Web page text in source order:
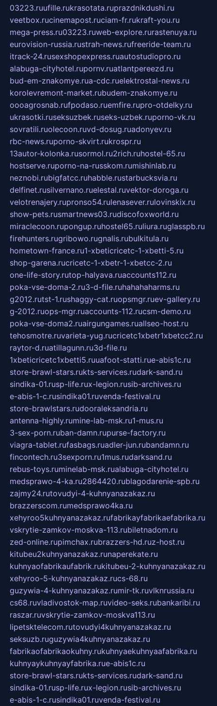
03223.ruufille.rukrasotata.ruprazdnikdushi.ru
veetbox.rucinemapost.ruciam-fr.rukraft-you.ru
mega-press.ru03223.ruweb-explore.rurastenuya.ru
eurovision-russia.rustrah-news.rufreeride-team.ru
itrack-24.rusexshopexpress.ruautostudiopro.ru
alabuga-cityhotel.rupornv.ruatlantpereezd.ru
bud-em-znakomye.rua-cdc.ruelektrostal-news.ru
korolevremont-market.rubudem-znakomye.ru
oooagrosnab.rufpodaso.ruemfire.rupro-otdelky.ru
ukrasotki.ruseksuzbek.ruseks-uzbek.ruporno-vk.ru
sovratili.ruolecoon.ruvd-dosug.ruadonyev.ru
rbc-news.ruporno-skvirt.rukrospr.ru
13autor-kolonka.rusormol.ru2rich.ruhostel-65.ru
hostserve.ruporno-na-russkom.rumishinlab.ru
neznobi.rubigfatcc.ruhabble.rustarbucksvia.ru
delfinet.rusilvernano.ruelestal.ruvektor-doroga.ru
velotrenajery.rupronso54.rulenasever.rulovinskix.ru
show-pets.rusmartnews03.rudiscofoxworld.ru
miraclecoon.rupongup.ruhostel65.ruliura.ruglasspb.ru
firehunters.rugribowo.rugnalis.rubulkitula.ru
hometown-france.ru1-xbeticricetc-1-xbetti-5.ru
shop-garena.rucricetc-1-xbetr-1-xbetcc-2.ru
one-life-story.rutop-halyava.ruaccounts112.ru
poka-vse-doma-2.ru3-d-file.ruhahahaharms.ru
g2012.rutst-1.rushaggy-cat.ruopsmgr.ruev-gallery.ru
g-2012.ruops-mgr.ruaccounts-112.rucsm-demo.ru
poka-vse-doma2.ruairgungames.ruallseo-host.ru
tehosmotre.ruvarieta-yug.rucricetc1xbetr1xbetcc2.ru
raytor-d.ruatillagunn.ru3d-file.ru
1xbeticricetc1xbetti5.ruuafoot-statti.rue-abis1c.ru
store-brawl-stars.rukts-services.rudark-sand.ru
sindika-01.rusp-life.rux-legion.rusib-archives.ru
e-abis-1-c.rusindika01.ruvenda-festival.ru
store-brawlstars.rudooraleksandria.ru
antenna-highly.rumine-lab-msk.ru1-mus.ru
3-sex-porn.ruban-damn.rupurse-factory.ru
viagra-tablet.rufasbags.ruadler-jun.rubandamn.ru
fincontech.ru3sexporn.ru1mus.rudarksand.ru
rebus-toys.ruminelab-msk.rualabuga-cityhotel.ru
medsprawo-4-ka.ru2864420.rublagodarenie-spb.ru
zajmy24.rutovudyi-4-kuhnyanazakaz.ru
brazzerscom.rumedsprawo4ka.ru
xehyroo5kuhnyanazakaz.rufabrikayfabrikaefabrika.ru
vskrytie-zamkov-moskva-113.rubiletnadom.ru
zed-online.rupimchax.rubrazzers-hd.ruz-host.ru
kitubeu2kuhnyanazakaz.runaperekate.ru
kuhnyaofabrikaufabrik.rukitubeu-2-kuhnyanazakaz.ru
xehyroo-5-kuhnyanazakaz.rucs-68.ru
guzywia-4-kuhnyanazakaz.rumir-tk.ruvlknrussia.ru
cs68.ruvladivostok-map.ruvideo-seks.rubankaribi.ru
raszar.ruvskrytie-zamkov-moskva113.ru
lipetsktelecom.rutovudyi4kuhnyanazakaz.ru
seksuzb.ruguzywia4kuhnyanazakaz.ru
fabrikaofabrikaokuhny.rukuhnyaekuhnyaafabrika.ru
kuhnyaykuhnyayfabrika.rue-abis1c.ru
store-brawl-stars.rukts-services.rudark-sand.ru
sindika-01.rusp-life.rux-legion.rusib-archives.ru
e-abis-1-c.rusindika01.ruvenda-festival.ru